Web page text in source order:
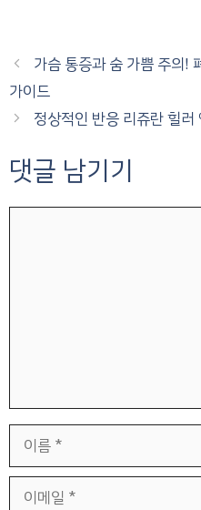
가슴 통증과 숨 가쁨 주의!
가이드
정상적인 반응 리쥬란 힐
댓글 남기기